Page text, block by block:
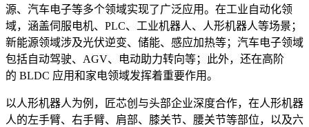
源、汽车电子等多个领域实现了广泛应用。在工业自动化领
域，涵盖伺服电机、PLC、工业机器人、人形机器人等场景；
新能源领域涉及光伏逆变、储能、感应加热等；汽车电子领域
包括自动驾驶、AGV、电动助力转向等；此外，还在高阶
的 BLDC 应用和家电领域发挥着重要作用。
以人形机器人为例，匠芯创与头部企业深度合作，在人形机器
人的左手臂、右手臂、肩部、膝关节、腰关节等部位，以及六